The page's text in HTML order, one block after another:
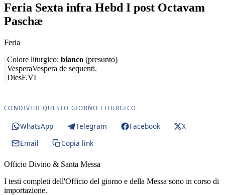
Feria Sexta infra Hebd I post Octavam
Paschæ
Feria
Colore liturgico: bianco (presunto)
VesperaVespera de sequenti.
DiesF.VI
CONDIVIDI QUESTO GIORNO LITURGICO
WhatsApp Telegram Facebook
X
Email
Copia link
Officio Divino & Santa Messa
I testi completi dell'Officio del giorno e della Messa sono in corso di
importazione.